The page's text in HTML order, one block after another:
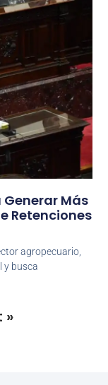
Generar Más
Retenciones
agropecuario,
y busca
»